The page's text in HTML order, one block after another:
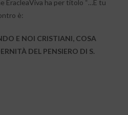
EracleaViva ha per titolo “…E tu
è:
E NOI CRISTIANI, COSA
DEL PENSIERO DI S.